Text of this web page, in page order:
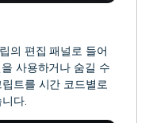
의 편집 패널로 들어
사용하거나 숨길 수
트를 시간 코드별로
다.